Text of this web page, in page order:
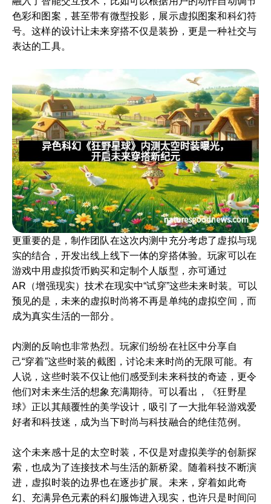
色彩和图案，甚至带有微型投影，展示虚拟图案和科幻符
号。这样的设计让未来穿搭不仅是装扮，更是一种社交与
表达的工具。
更重要的是，制作团队在这次内测中充分考虑了虚拟与现
实的结合，开发出线上线下一体的穿搭体验。玩家可以在
游戏中用虚拟货币购买和定制个人版型，亦可通过
AR（增强现实）技术在现实中“试穿”这些未来时装。可以
预见的是，未来的虚拟时尚将不再是单纯的虚拟空间，而
成为真实生活的一部分。
内测的反响也非常热烈。玩家们纷纷在社区中分享自
己“穿着”这些时装的截图，讨论未来时尚的无限可能。有
人说，这些时装不仅让他们感受到未来科技的奇迹，更令
他们对未来生活的想象充满期待。可以看出，《狂野星
球》正以其颠覆性的美学设计，吸引了一大批年轻游戏爱
好者和科技迷，成为当下时尚与科技融合的绝佳范例。
这个未来感十足的太空时装，不仅是对虚拟美学的创新探
索，也成为了连接技术与生活的新桥梁。随着科技不断演
进，虚拟时装的边界也在逐步扩展。未来，穿着如此奇
幻、充满异色元素的科幻服饰进入现实，也许只是时间问